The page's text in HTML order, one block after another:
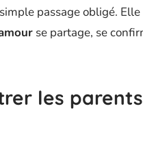
passage obligé.
se partage, se
les